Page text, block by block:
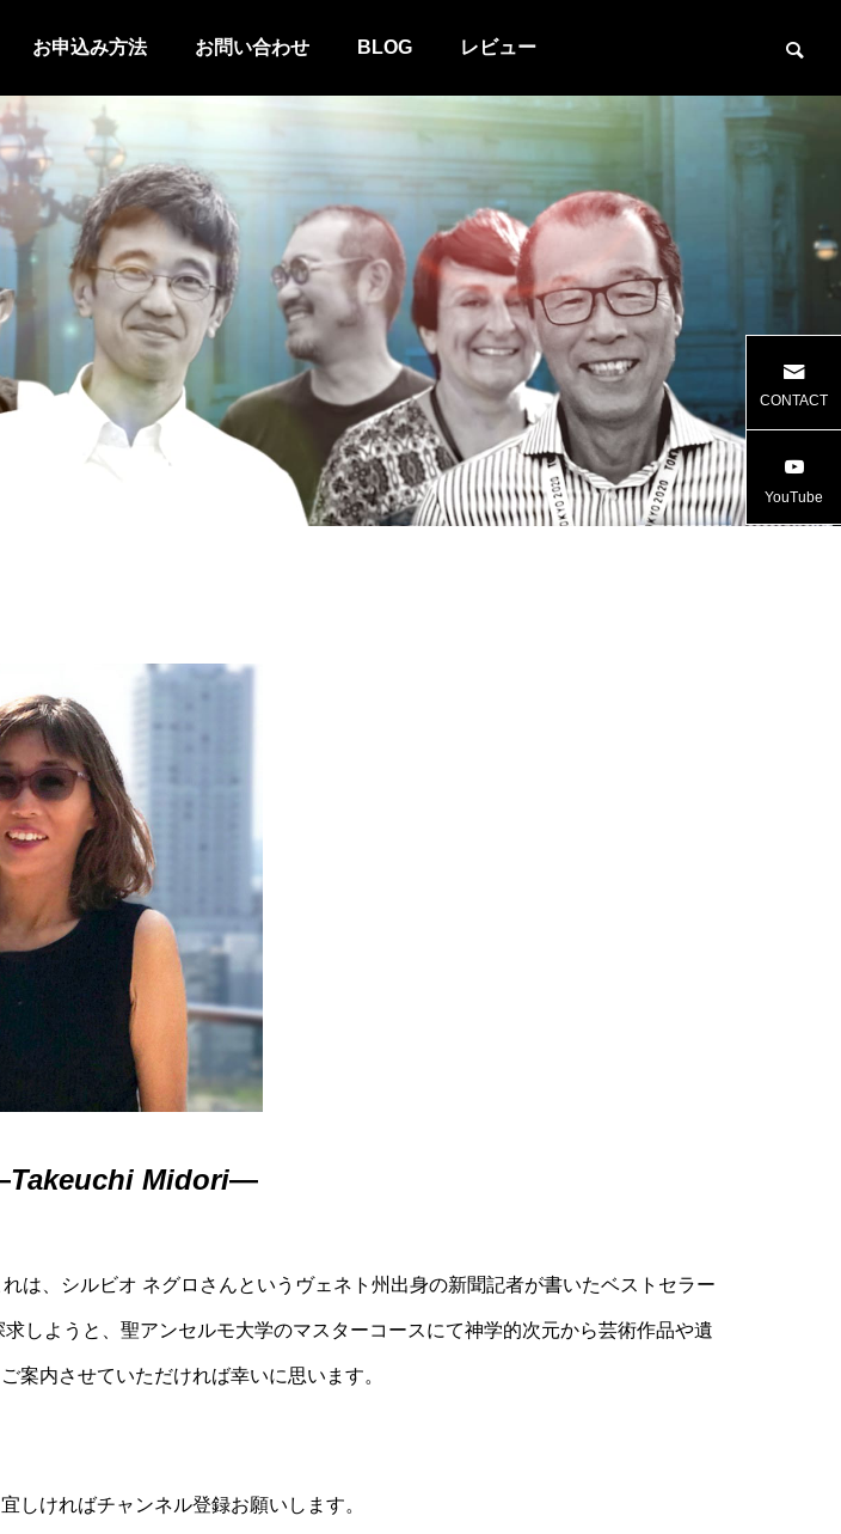
お申込み方法 お問い合わせ BLOG レビュー
Takeuchi Midori―
は、シルビオ ネグロさんというヴェネト州出身の新聞記者が書いたベストセラー
しようと、聖アンセルモ大学のマスターコースにて神学的次元から芸術作品や遺
案内させていただければ幸いに思います。
しければチャンネル登録お願いします。
CONTACT
YouTube